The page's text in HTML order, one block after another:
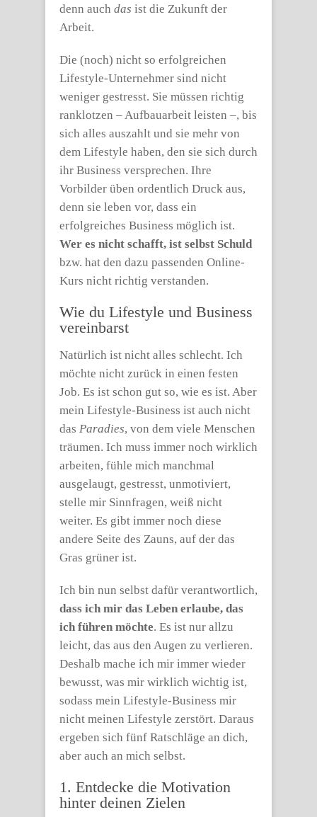
denn auch das ist die Zukunft der
Arbeit.
Die (noch) nicht so erfolgreichen
Lifestyle-Unternehmer sind nicht
weniger gestresst. Sie müssen richtig
ranklotzen – Aufbauarbeit leisten –, bis
sich alles auszahlt und sie mehr von
dem Lifestyle haben, den sie sich durch
ihr Business versprechen. Ihre
Vorbilder üben ordentlich Druck aus,
denn sie leben vor, dass ein
erfolgreiches Business möglich ist.
Wer es nicht schafft, ist selbst Schuld
bzw. hat den dazu passenden Online-
Kurs nicht richtig verstanden.
Wie du Lifestyle und Business
vereinbarst
Natürlich ist nicht alles schlecht. Ich
möchte nicht zurück in einen festen
Job. Es ist schon gut so, wie es ist. Aber
mein Lifestyle-Business ist auch nicht
das Paradies, von dem viele Menschen
träumen. Ich muss immer noch wirklich
arbeiten, fühle mich manchmal
ausgelaugt, gestresst, unmotiviert,
stelle mir Sinnfragen, weiß nicht
weiter. Es gibt immer noch diese
andere Seite des Zauns, auf der das
Gras grüner ist.
Ich bin nun selbst dafür verantwortlich,
dass ich mir das Leben erlaube, das
ich führen möchte. Es ist nur allzu
leicht, das aus den Augen zu verlieren.
Deshalb mache ich mir immer wieder
bewusst, was mir wirklich wichtig ist,
sodass mein Lifestyle-Business mir
nicht meinen Lifestyle zerstört. Daraus
ergeben sich fünf Ratschläge an dich,
aber auch an mich selbst.
1. Entdecke die Motivation
hinter deinen Zielen